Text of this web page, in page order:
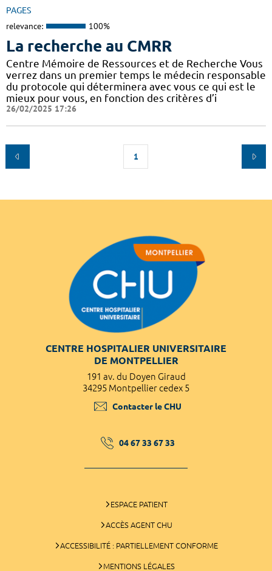
PAGES
relevance: 100%
La recherche au CMRR
Centre Mémoire de Ressources et de Recherche Vous
verrez dans un premier temps le médecin responsable
du protocole qui déterminera avec vous ce qui est le
mieux pour vous, en fonction des critères d’i
26/02/2025 17:26
1
CENTRE HOSPITALIER UNIVERSITAIRE
DE MONTPELLIER
191 av. du Doyen Giraud
34295 Montpellier cedex 5
Contacter le CHU
04 67 33 67 33
ESPACE PATIENT
ACCÈS AGENT CHU
ACCESSIBILITÉ : PARTIELLEMENT CONFORME
MENTIONS LÉGALES